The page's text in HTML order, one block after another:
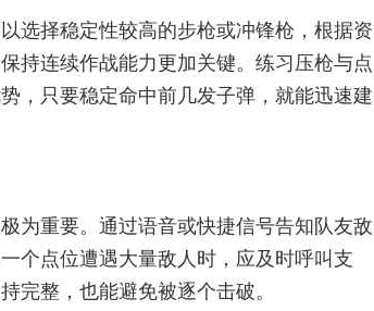
选择稳定性较高的步枪或冲锋枪，根据资
持连续作战能力更加关键。练习压枪与点
，只要稳定命中前几发子弹，就能迅速建
为重要。通过语音或快捷信号告知队友敌
个点位遭遇大量敌人时，应及时呼叫支
完整，也能避免被逐个击破。